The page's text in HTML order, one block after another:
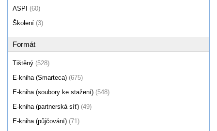
ASPI (60)
Školení (3)
Formát
Tištěný (528)
E-kniha (Smarteca) (675)
E-kniha (soubory ke stažení) (548)
E-kniha (partnerská síť) (49)
E-kniha (půjčování) (71)